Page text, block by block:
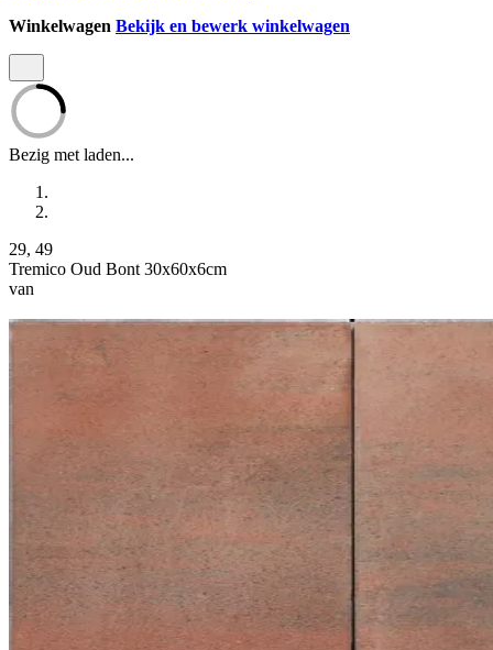
Winkelwagen Bekijk en bewerk winkelwagen
Bezig met laden...
29, 49
Tremico Oud Bont 30x60x6cm
van